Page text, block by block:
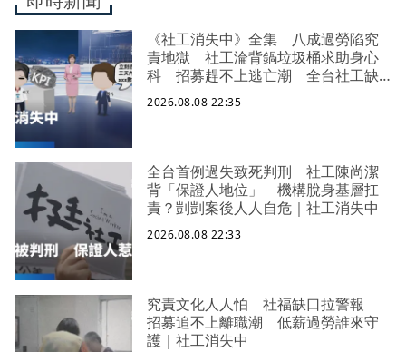
《社工消失中》全集 八成過勞陷究
責地獄 社工淪背鍋垃圾桶求助身心
科 招募趕不上逃亡潮 全台社工缺
口警報 揭薪資回捐黑幕 血汗錢遭
剝削
2026.08.08 22:35
全台首例過失致死判刑 社工陳尚潔
背「保證人地位」 機構脫身基層扛
責？剴剴案後人人自危｜社工消失中
2026.08.08 22:33
究責文化人人怕 社福缺口拉警報
招募追不上離職潮 低薪過勞誰來守
護｜社工消失中